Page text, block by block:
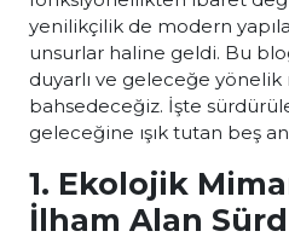
yenilikçilik de modern
unsurlar haline geldi. Bu
duyarlı ve geleceğe
bahsedeceğiz. İşte
geleceğine ışık tutan beş
1. Ekolojik
İlham Alan